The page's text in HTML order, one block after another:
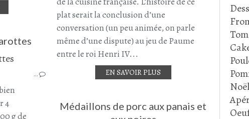
plat serait la conclusion d’une
conversation (un peu animée, on parle
même d’une dispute) au jeu de Paume
entre le roi Henri IV...
EN SAVOIR PLUS
PURÉE
CAROTTE
OEUFS
POMME DE TERRE
…
4
g de
Médaillons de porc aux panais et
Noël